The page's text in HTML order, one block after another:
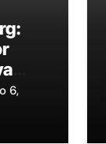
à
6,